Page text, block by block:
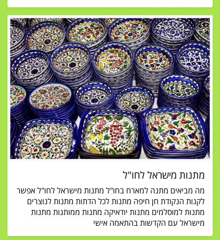
מתנות מישראל לחו"ל
מה מביאים מתנה למארח בחו"ל מתנות מישראל לחו"ל אפשר
לקנות הנקודת חן חיפה מתנות לכל הדתות מתנות לנוצרים
מתנות למוסלמים מתנות יודאיקה מתנות ממותגות מתנות
מישראל עם הקדשות בהתאמה אישי